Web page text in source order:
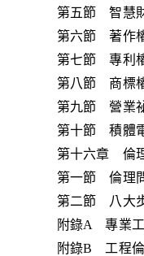
第五節 智慧
第六節 著作
第七節 專利
第八節 商標
第九節 營業
第十節 積體
第十六章 倫
第一節 倫理
第二節 八大
附錄A 專業工
附錄B 工程倫